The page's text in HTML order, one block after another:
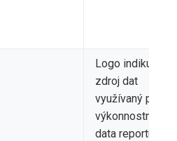
Logo indikuje
zdroj dat
využívaný pro
výkonnostní
data reportu.